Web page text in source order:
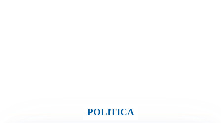
POLITICA